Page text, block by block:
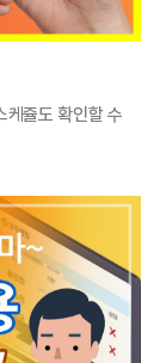
케쥴도 확인할 수